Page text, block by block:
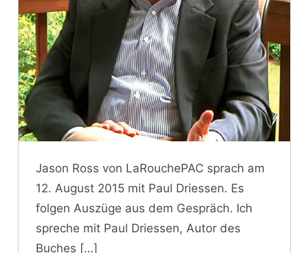
Jason Ross von LaRouchePAC sprach am
12. August 2015 mit Paul Driessen. Es
folgen Auszüge aus dem Gespräch. Ich
spreche mit Paul Driessen, Autor des
Buches